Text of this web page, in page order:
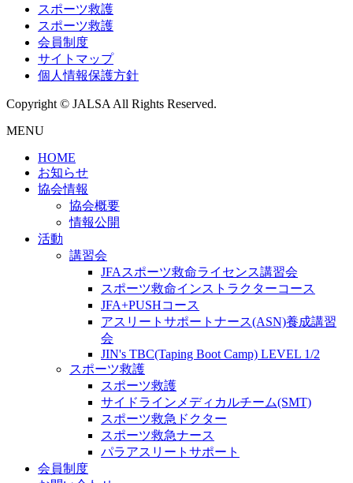
スポーツ救護
スポーツ救護
会員制度
サイトマップ
個人情報保護方針
Copyright © JALSA All Rights Reserved.
MENU
HOME
お知らせ
協会情報
協会概要
情報公開
活動
講習会
JFAスポーツ救命ライセンス講習会
スポーツ救命インストラクターコース
JFA+PUSHコース
アスリートサポートナース(ASN)養成講習
会
JIN's TBC(Taping Boot Camp) LEVEL 1/2
スポーツ救護
スポーツ救護
サイドラインメディカルチーム(SMT)
スポーツ救急ドクター
スポーツ救急ナース
パラアスリートサポート
会員制度